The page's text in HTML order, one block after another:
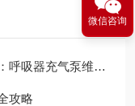
器充气泵维保机构
攻略
微信咨询